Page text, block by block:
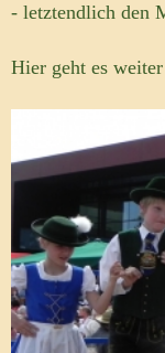
- letztendlich den
Hier geht es